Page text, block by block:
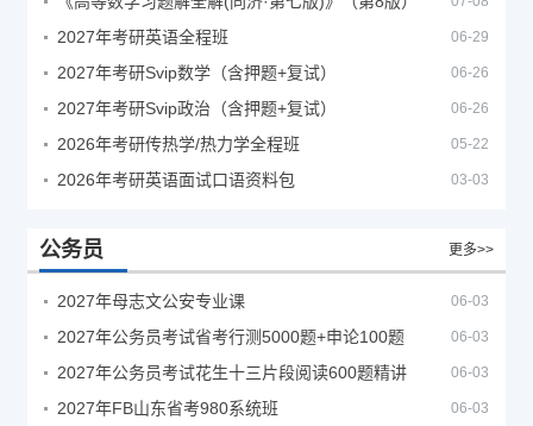
2027年考研英语全程班 06-29
2027年考研Svip数学（含押题+复试） 06-26
2027年考研Svip政治（含押题+复试） 06-26
2026年考研传热学/热力学全程班 05-22
2026年考研英语面试口语资料包 03-03
公务员 更多>>
2027年母志文公安专业课 06-03
2027年公务员考试省考行测5000题+申论100题 06-03
2027年公务员考试花生十三片段阅读600题精讲 06-03
2027年FB山东省考980系统班 06-03